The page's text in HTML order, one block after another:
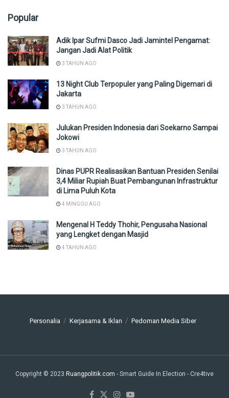
Popular
Adik Ipar Sufmi Dasco Jadi Jamintel Pengamat:
Jangan Jadi Alat Politik
3 TAHUN AGO
13 Night Club Terpopuler yang Paling Digemari di
Jakarta
3 TAHUN AGO
Julukan Presiden Indonesia dari Soekarno Sampai
Jokowi
3 TAHUN AGO
Dinas PUPR Realisasikan Bantuan Presiden Senilai
3,4 Miliar Rupiah Buat Pembangunan Infrastruktur
di Lima Puluh Kota
4 MINGGU AGO
Mengenal H Teddy Thohir, Pengusaha Nasional
yang Lengket dengan Masjid
4 TAHUN AGO
Personalia Kerjasama & Iklan Pedoman Media Siber
Copyright © 2023 Ruangpolitik.com - Smart Guide In Election - Cre4tive